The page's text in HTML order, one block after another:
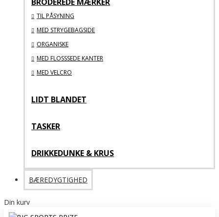
TIL PÅSYNING
MED STRYGEBAGSIDE
ORGANISKE
MED FLOSSSEDE KANTER
MED VELCRO
LIDT BLANDET
TASKER
DRIKKEDUNKE & KRUS
BÆREDYGTIGHED
Din kurv